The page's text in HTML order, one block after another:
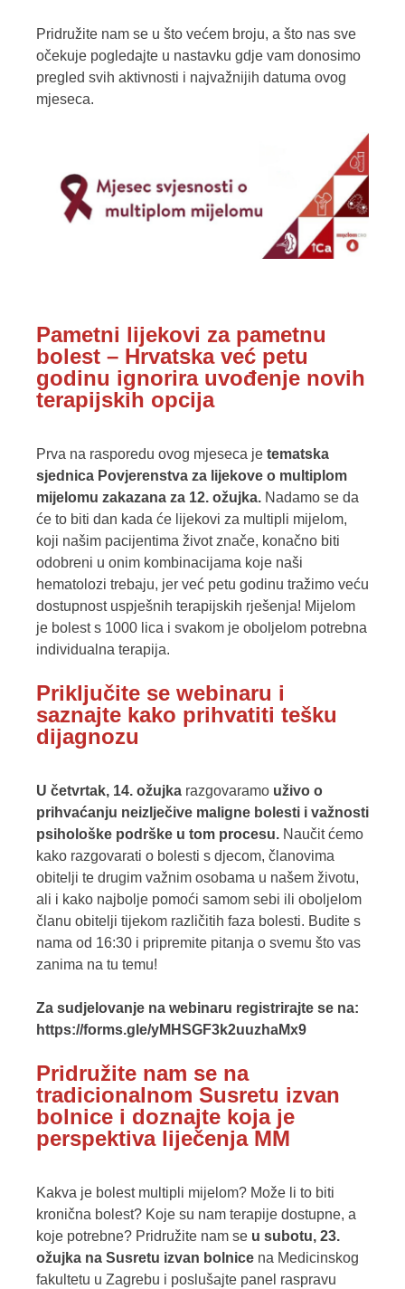
Pridružite nam se u što većem broju, a što nas sve
očekuje pogledajte u nastavku gdje vam donosimo
pregled svih aktivnosti i najvažnijih datuma ovog
mjeseca.
Pametni lijekovi za pametnu
bolest – Hrvatska već petu
godinu ignorira uvođenje novih
terapijskih opcija
Prva na rasporedu ovog mjeseca je tematska
sjednica Povjerenstva za lijekove o multiplom
mijelomu zakazana za 12. ožujka. Nadamo se da
će to biti dan kada će lijekovi za multipli mijelom,
koji našim pacijentima život znače, konačno biti
odobreni u onim kombinacijama koje naši
hematolozi trebaju, jer već petu godinu tražimo veću
dostupnost uspješnih terapijskih rješenja! Mijelom
je bolest s 1000 lica i svakom je oboljelom potrebna
individualna terapija.
Priključite se webinaru i
saznajte kako prihvatiti tešku
dijagnozu
U četvrtak, 14. ožujka razgovaramo uživo o
prihvaćanju neizlječive maligne bolesti i važnosti
psihološke podrške u tom procesu. Naučit ćemo
kako razgovarati o bolesti s djecom, članovima
obitelji te drugim važnim osobama u našem životu,
ali i kako najbolje pomoći samom sebi ili oboljelom
članu obitelji tijekom različitih faza bolesti. Budite s
nama od 16:30 i pripremite pitanja o svemu što vas
zanima na tu temu!
Za sudjelovanje na webinaru registrirajte se na:
https://forms.gle/yMHSGF3k2uuzhaMx9
Pridružite nam se na
tradicionalnom Susretu izvan
bolnice i doznajte koja je
perspektiva liječenja MM
Kakva je bolest multipli mijelom? Može li to biti
kronična bolest? Koje su nam terapije dostupne, a
koje potrebne? Pridružite nam se u subotu, 23.
ožujka na Susretu izvan bolnice na Medicinskog
fakultetu u Zagrebu i poslušajte panel raspravu